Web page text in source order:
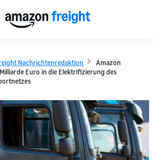
Nachrichtenredaktion
Amazon
Euro in die Elektrifizierung des